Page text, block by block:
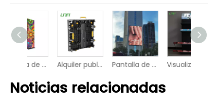
Alquiler publicitario RGB Smart Display LED Digital señalización digital Pantalla de vídeo inteligente Street P6 LED Digital Square Visualización del panel de video de la pantalla digital de la placa digital del estante de mercado
Noticias relacionadas